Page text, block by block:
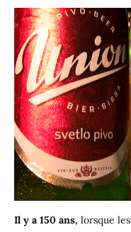
Il y a 150 ans, lorsque